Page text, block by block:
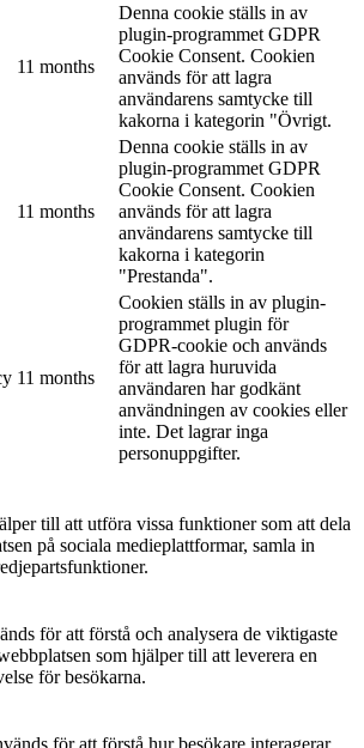
11 months
Denna cookie ställs in av
plugin-programmet GDPR
Cookie Consent. Cookien
används för att lagra
användarens samtycke till
kakorna i kategorin "Övrigt.
11 months
Denna cookie ställs in av
plugin-programmet GDPR
Cookie Consent. Cookien
används för att lagra
användarens samtycke till
kakorna i kategorin
"Prestanda".
11 months
Cookien ställs in av plugin-
programmet plugin för
GDPR-cookie och används
för att lagra huruvida
användaren har godkänt
användningen av cookies eller
inte. Det lagrar inga
personuppgifter.
till att utföra vissa funktioner som att dela
på sociala medieplattformar, samla in
för att förstå och analysera de viktigaste
som hjälper till att leverera en
för besökarna.
för att förstå hur besökare interagerar